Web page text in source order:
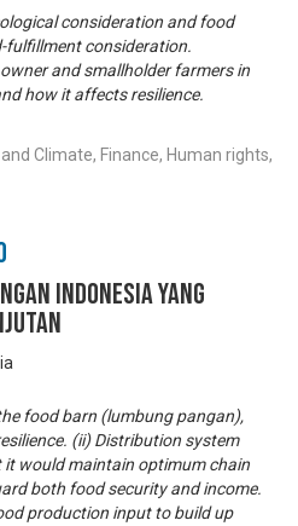
consideration and food
fulfillment consideration.
and smallholder farmers in
how it affects resilience.
Climate, Finance, Human rights,
Indonesia yang
food barn (lumbung pangan),
(ii) Distribution system
it would maintain optimum chain
both food security and income.
production input to build up